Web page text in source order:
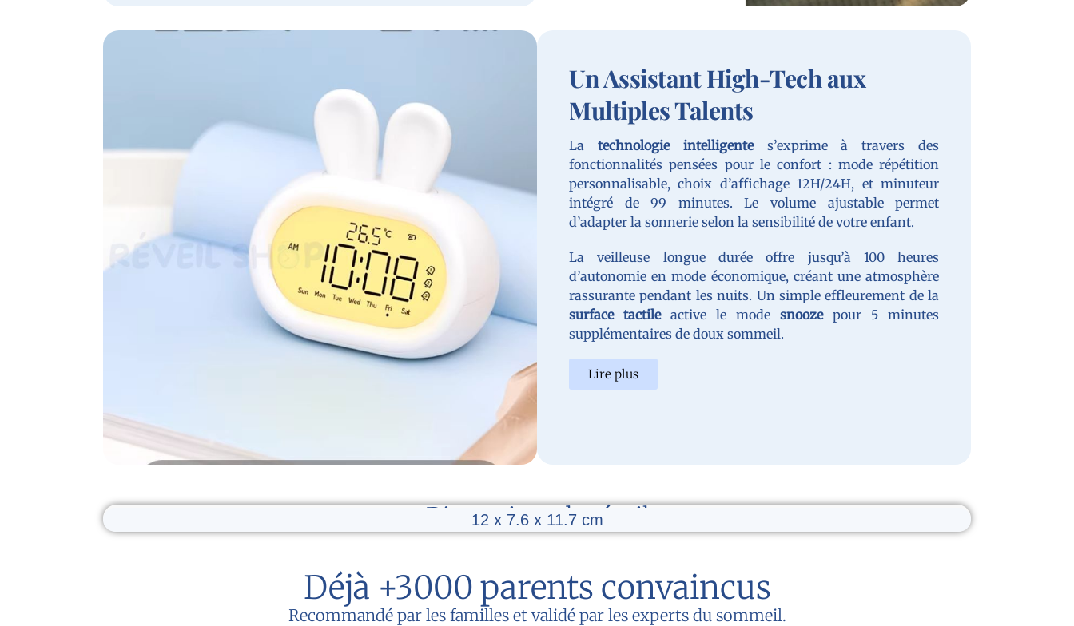
Un Assistant High-Tech aux
Multiples Talents
La technologie intelligentes’exprime à travers des
fonctionnalités pensées pour le confort : mode répétition
personnalisable, choix d’affichage 12H/24H, et minuteur
intégré de 99 minutes. Le volume ajustable permet
d’adapter la sonnerie selon la sensibilité de votre enfant.
La veilleuse longue durée offre jusqu’à 100 heures
d’autonomie en mode économique, créant une atmosphère
rassurante pendant les nuits. Un simple effleurement de la
surface tactileactive le modesnoozepour 5 minutes
supplémentaires de doux sommeil.
Lire plus
Dimensions du réveil
12 x 7.6 x 11.7 cm
Déjà +3000 parents convaincus
Recommandé par les familles et validé par les experts du sommeil.